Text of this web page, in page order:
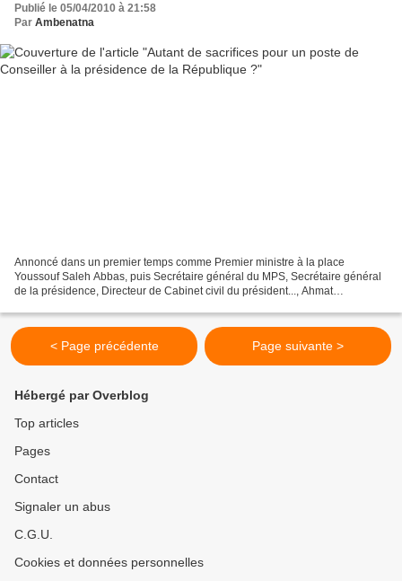
Publié le 05/04/2010 à 21:58
Par Ambenatna
Annoncé dans un premier temps comme Premier ministre à la place
Youssouf Saleh Abbas, puis Secrétaire général du MPS, Secrétaire général
de la présidence, Directeur de Cabinet civil du président..., Ahmat
< Page précédente Page suivante >
Hébergé par Overblog
Top articles
Pages
Contact
Signaler un abus
C.G.U.
Cookies et données personnelles